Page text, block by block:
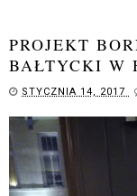
PROJEKT
BAŁTYCKI W
STYCZNIA 14, 2017